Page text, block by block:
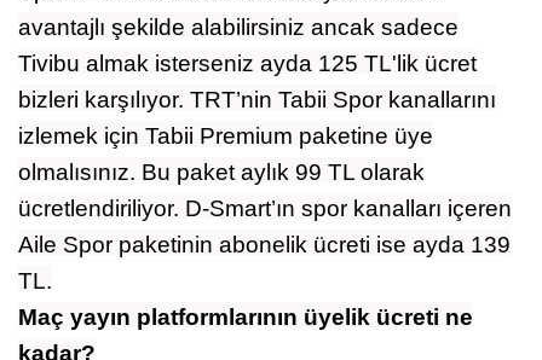
avantajlı şekilde alabilirsiniz ancak sadece
Tivibu almak isterseniz ayda 125 TL'lik ücret
bizleri karşılıyor. TRT’nin Tabii Spor kanallarını
izlemek için Tabii Premium paketine üye
olmalısınız. Bu paket aylık 99 TL olarak
ücretlendiriliyor. D-Smart’ın spor kanalları içeren
Aile Spor paketinin abonelik ücreti ise ayda 139
TL.
Maç yayın platformlarının üyelik ücreti ne
kadar?